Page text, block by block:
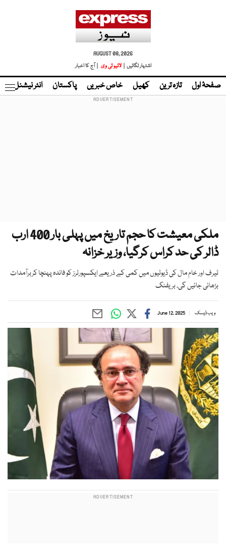
AUGUST 08, 2026
اشتہار لگائیں |
لائیو ٹی وی | آج کا اخبار
صفحۂ اول تازہ ترین کھیل خاص خبریں پاکستان انٹر نیشنل
ملکی معیشت کا حجم تاریخ میں پہلی بار 400 ارب
ڈالر کی حد کراس کرگیا، وزیر خزانہ
ٹیرف اور خام مال کی ڈیوٹیوں میں کمی کے ذریعے ایکسپورٹرز کو فائدہ پہنچا کربرآمدات
بڑھائی جائیں گی، بریفنگ
ویب ڈیسک June 12, 2025